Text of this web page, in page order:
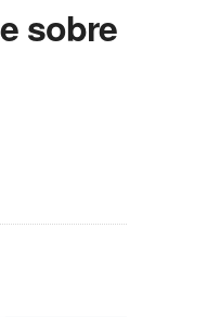
sobre